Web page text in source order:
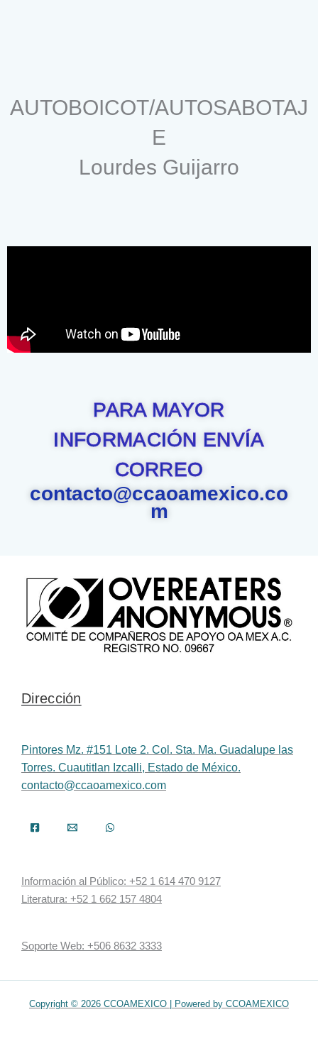
AUTOBOICOT/AUTOSABOTAJ
E
Lourdes Guijarro
PARA MAYOR
INFORMACIÓN ENVÍA
CORREO
contacto@ccaoamexico.co
m
Dirección
Pintores Mz. #151 Lote 2. Col. Sta. Ma. Guadalupe las
Torres. Cuautitlan Izcalli, Estado de México.
contacto@ccaoamexico.com
Información al Público: +52 1 614 470 9127
Literatura: +52 1 662 157 4804
Soporte Web: +506 8632 3333
Copyright © 2026 CCOAMEXICO | Powered by CCOAMEXICO